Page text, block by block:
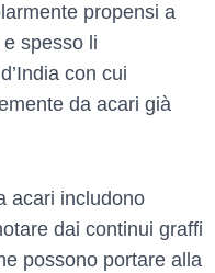
propensi a
spesso li
con cui
da acari già
acari includono
dai continui graffi
possono portare alla